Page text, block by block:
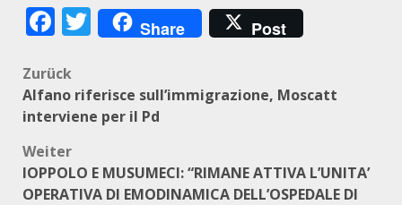
Facebook
Twitter
Share Post
Beitragsnavigation
Zurück
Alfano riferisce sull’immigrazione, Moscatt
interviene per il Pd
Weiter
IOPPOLO E MUSUMECI: “RIMANE ATTIVA L’UNITA’
OPERATIVA DI EMODINAMICA DELL’OSPEDALE DI